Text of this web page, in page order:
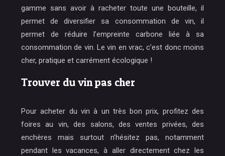
gamme sans avoir à racheter toute une bouteille, il
permet de diversifier sa consommation de vin, il
permet de réduire l’empreinte carbone liée à sa
consommation de vin. Le vin en vrac, c’est donc moins
cher, pratique et carrément écologique !
Trouver du vin pas cher
Pour acheter du vin à un très bon prix, profitez des
foires au vin, des salons, des ventes privées, des
enchères mais surtout n’hésitez pas, notamment
pendant les vacances, à aller directement chez les